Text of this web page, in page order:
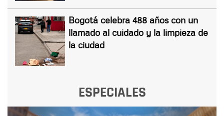
Bogotá celebra 488 años con un
llamado al cuidado y la limpieza de
la ciudad
ESPECIALES